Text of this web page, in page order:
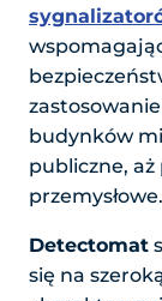
budynków
publiczne,
przemysłowe.
Detectomat
się na